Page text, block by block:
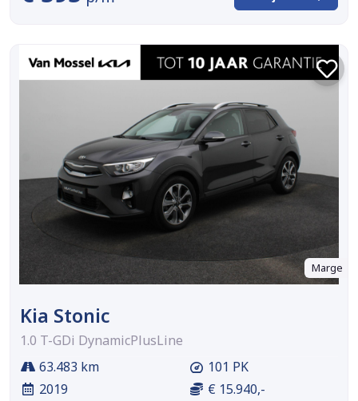
Marge
Kia Stonic
1.0 T-GDi DynamicPlusLine
63.483 km
2019
101 PK
€ 15.940,-